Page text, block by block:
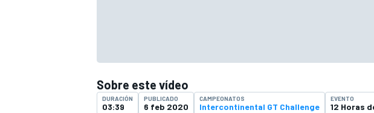
Sobre este vídeo
DURACIÓN
03:39
PUBLICADO
6 feb 2020
CAMPEONATOS
Intercontinental GT Challenge
EVENTO
12 Horas